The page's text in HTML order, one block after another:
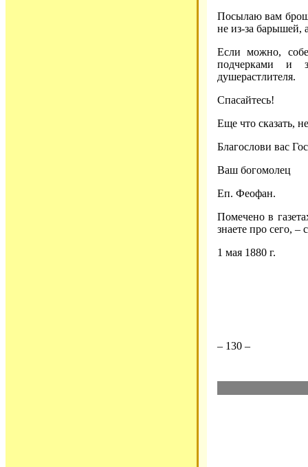
Посылаю вам
не из-за барышей,
Если можно,
подчерками и
душерастлителя.
Спасайтесь!
Еще что сказать,
Благослови вас
Ваш богомолец
Еп. Феофан.
Помечено в
знаете про сего,
1 мая 1880 г.
– 130 –